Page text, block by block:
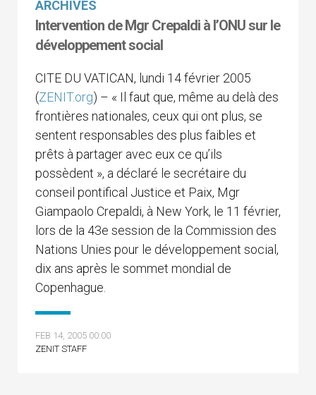
ARCHIVES
Intervention de Mgr Crepaldi à l’ONU sur le
développement social
CITE DU VATICAN, lundi 14 février 2005
(ZENIT.org) – « Il faut que, même au delà des
frontières nationales, ceux qui ont plus, se
sentent responsables des plus faibles et
prêts à partager avec eux ce qu’ils
possèdent », a déclaré le secrétaire du
conseil pontifical Justice et Paix, Mgr
Giampaolo Crepaldi, à New York, le 11 février,
lors de la 43e session de la Commission des
Nations Unies pour le développement social,
dix ans après le sommet mondial de
Copenhague.
FEB 14, 2005 00:00
ZENIT STAFF